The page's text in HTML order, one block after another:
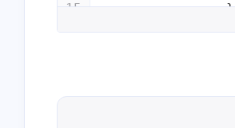
15
                }